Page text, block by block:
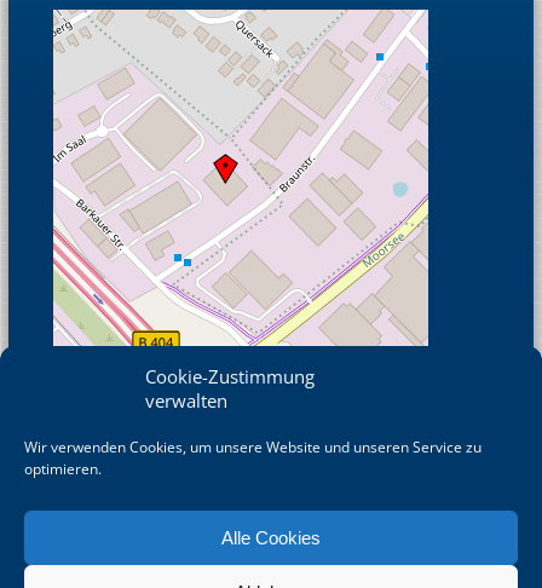
Cookie-Zustimmung
verwalten
Wir verwenden Cookies, um unsere Website und unseren Service zu
optimieren.
Alle Cookies
© OpenStreetMap